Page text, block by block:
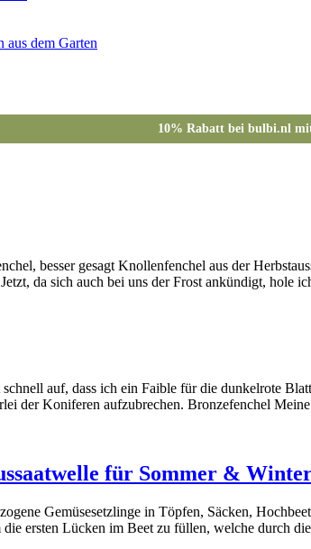
aus dem Garten
besser gesagt Knollenfenchel aus der
da sich auch bei uns der Frost ankündigt, hole
auf, dass ich ein Faible für die dunkelrote
der Koniferen aufzubrechen. Bronzefenchel
für Sommer &
Gemüsesetzlinge in Töpfen, Säcken,
ersten Lücken im Beet zu füllen, welche durch